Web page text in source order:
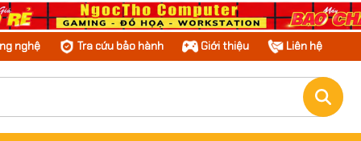
nghệ Tra cứu bảo hành Giới thiệu Liên hệ